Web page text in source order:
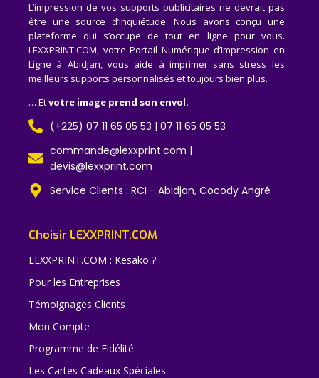
L’impression de vos supports publicitaires ne devrait pas
être une source d’inquiétude. Nous avons conçu une
plateforme qui s’occupe de tout en ligne pour vous.
LEXXPRINT.COM, votre Portail Numérique d’Impression en
Ligne à Abidjan, vous aide à imprimer sans stress les
meilleurs supports personnalisés et toujours bien plus.
… Etvotre image prend son envol.
(+225) 07 11 65 05 53 | 07 11 65 05 53
commande@lexxprint.com |
devis@lexxprint.com
Service Clients : RCI - Abidjan, Cocody Angré
Choisir LEXXPRINT.COM
LEXXPRINT.COM : Kesako ?
Pour les Entreprises
Témoignages Clients
Mon Compte
Programme de Fidélité
Les Cartes Cadeaux Spéciales